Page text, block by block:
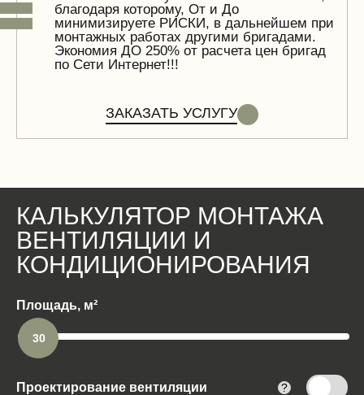
благодаря которому, От и До
минимизируете РИСКИ, в дальнейшем при
монтажных работах другими бригадами.
Экономия ДО 250% от расчета цен бригад
по Сети Интернет!!!
ЗАКАЗАТЬ УСЛУГУ
КАЛЬКУЛЯТОР МОНТАЖА
ВЕНТИЛЯЦИИ И
КОНДИЦИОНИРОВАНИЯ
Площадь, м²
30
Проектирование вентиляции ?